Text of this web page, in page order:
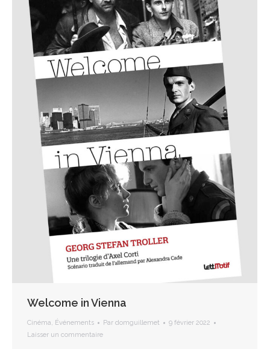
Welcome in Vienna
Cinéma, Événements Par domguillemet
9 février 2022
Laisser un commentaire